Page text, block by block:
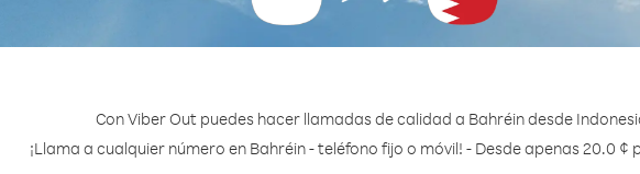
Con Viber Out puedes hacer llamadas de calidad a Bahréin desde
¡Llama a cualquier número en Bahréin - teléfono fijo o móvil! - Desde apenas 20.0 ¢